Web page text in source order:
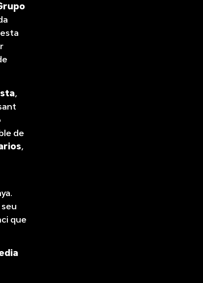
,
de
,
que